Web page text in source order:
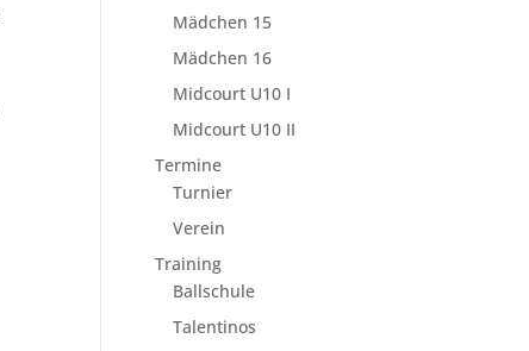
Mädchen 15
Mädchen 16
Midcourt U10 I
Midcourt U10 II
Termine
Turnier
Verein
Training
Ballschule
Talentinos